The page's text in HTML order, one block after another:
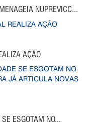
NUPREVICC...
AÇÃO
ESGOTAM NO...